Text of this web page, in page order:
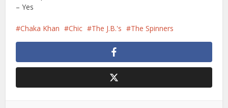
– Yes
Chaka Khan Chic The J.B.'s The Spinners